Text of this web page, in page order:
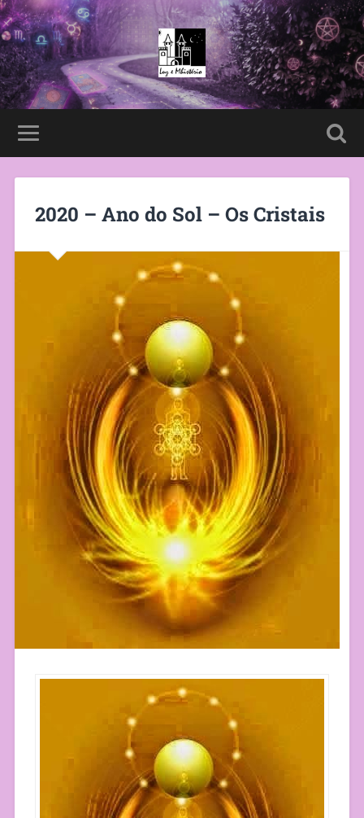
2020 – Ano do Sol – Os Cristais